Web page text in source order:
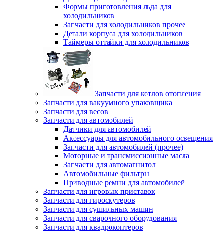
Формы приготовления льда для
холодильников
Запчасти для холодильников прочее
Детали корпуса для холодильников
Таймеры оттайки для холодильников
Запчасти для котлов отопления
Запчасти для вакуумного упаковщика
Запчасти для весов
Запчасти для автомобилей
Датчики для автомобилей
Аксессуары для автомобильного освещения
Запчасти для автомобилей (прочее)
Моторные и трансмиссионные масла
Запчасти для автомагнитол
Автомобильные фильтры
Приводные ремни для автомобилей
Запчасти для игровых приставок
Запчасти для гироскутеров
Запчасти для сушильных машин
Запчасти для сварочного оборудования
Запчасти для квадрокоптеров